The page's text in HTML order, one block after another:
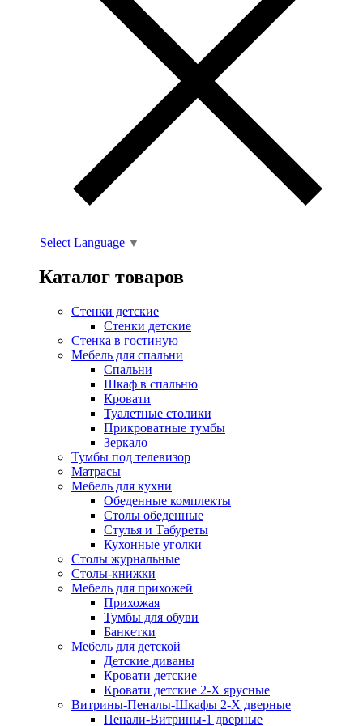
Select Language ▼
Каталог товаров
Стенки детские
Стенки детские
Стенка в гостиную
Мебель для спальни
Спальни
Шкаф в спальню
Кровати
Туалетные столики
Прикроватные тумбы
Зеркало
Тумбы под телевизор
Матрасы
Мебель для кухни
Обеденные комплекты
Столы обеденные
Стулья и Табуреты
Кухонные уголки
Столы журнальные
Столы-книжки
Мебель для прихожей
Прихожая
Тумбы для обуви
Банкетки
Мебель для детской
Детские диваны
Кровати детские
Кровати детские 2-Х ярусные
Витрины-Пеналы-Шкафы 2-Х дверные
Пенали-Витрины-1 дверные